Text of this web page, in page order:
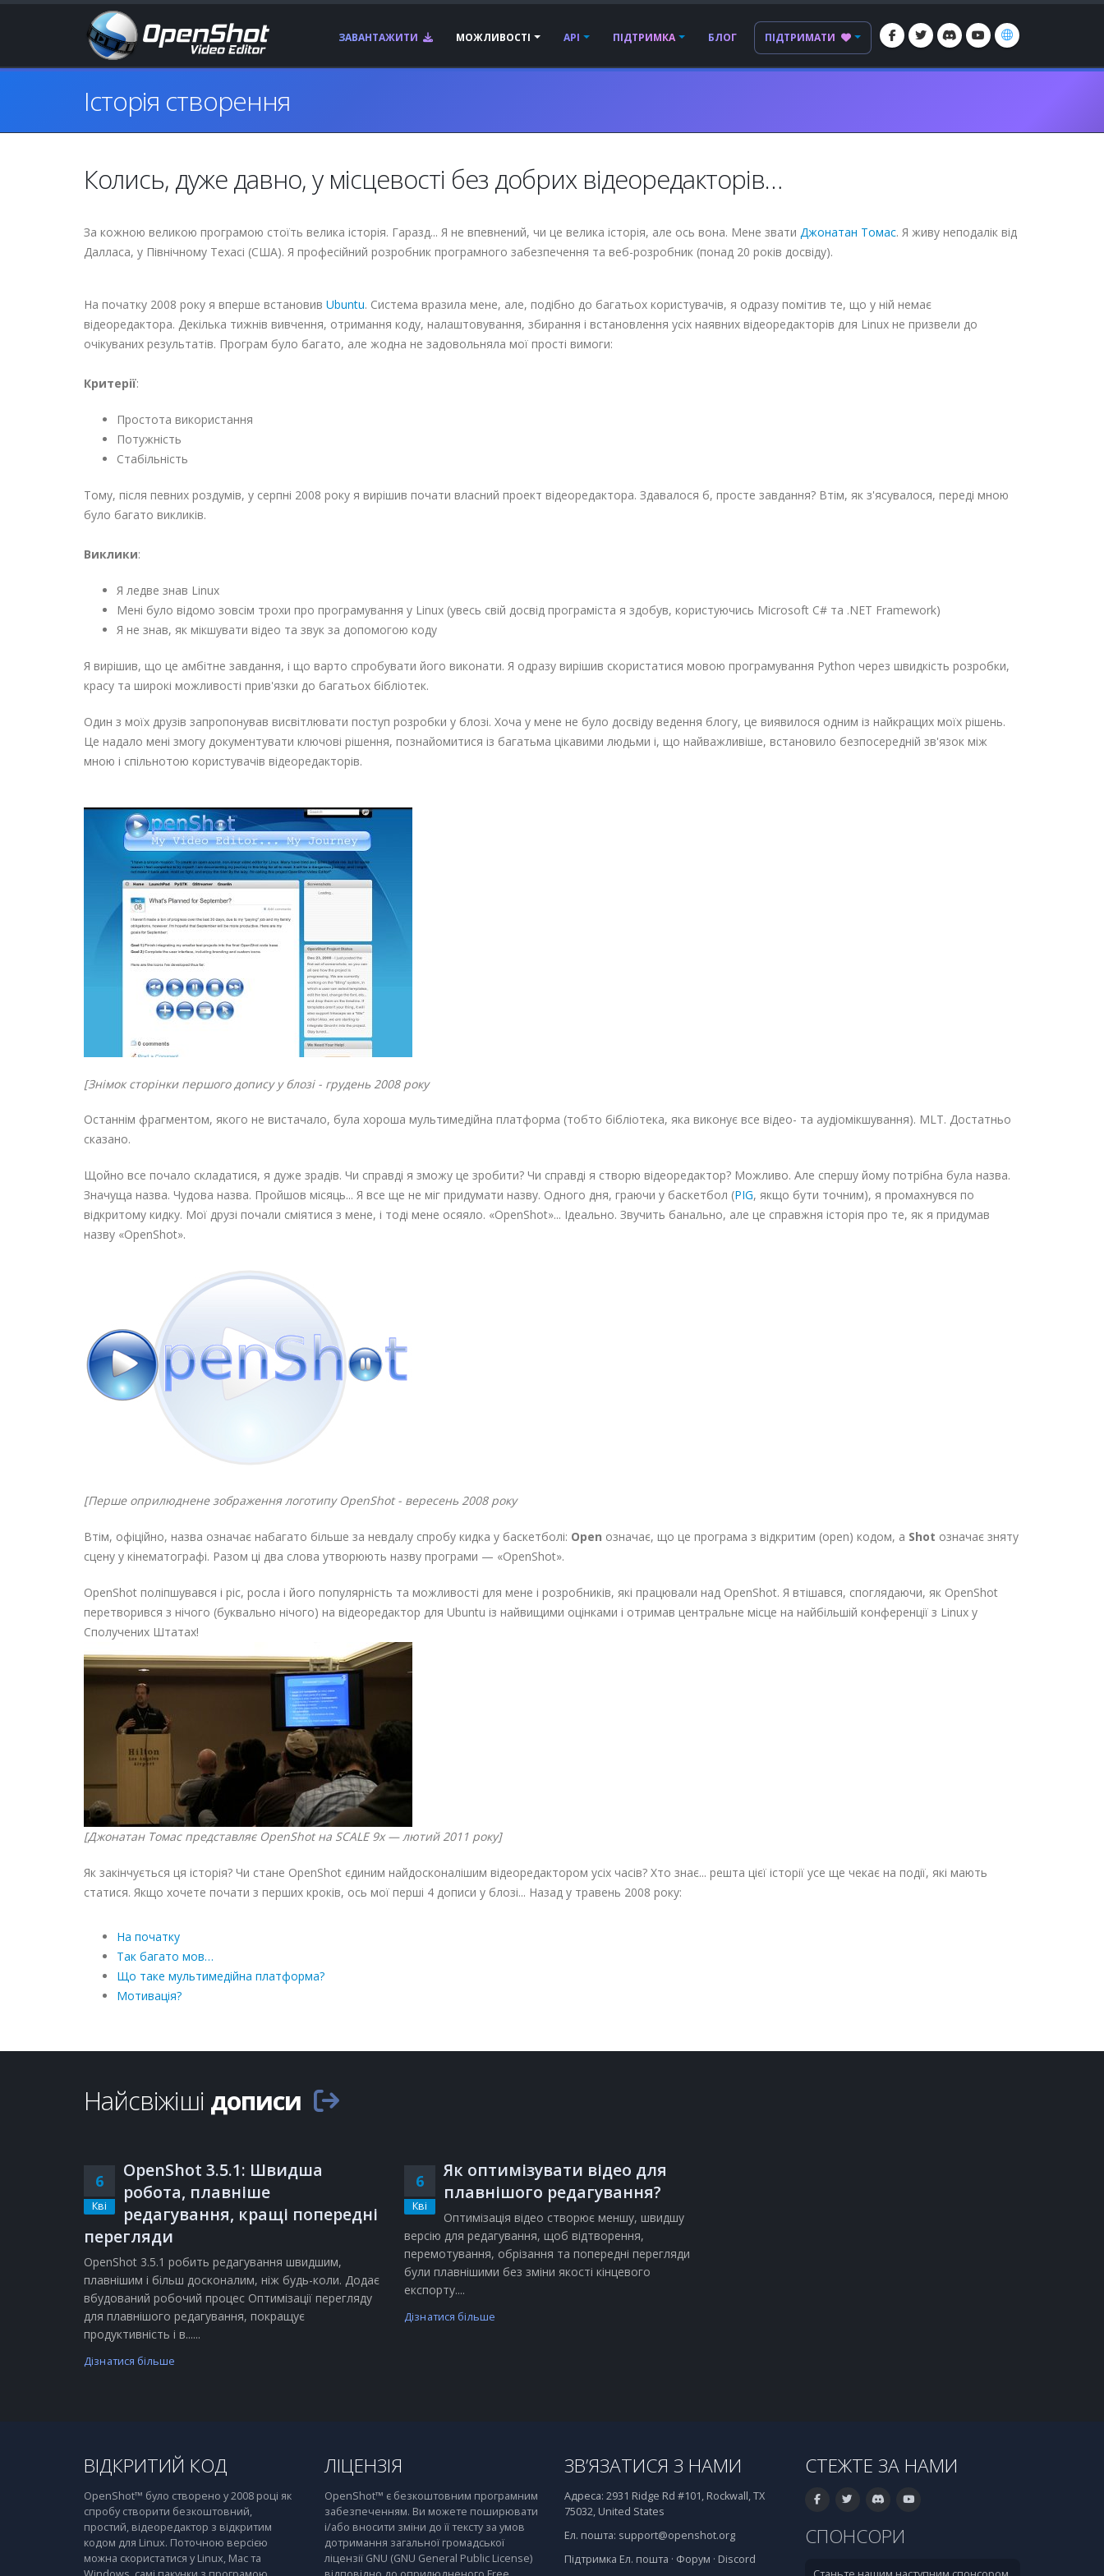
ЗАВАНТАЖИТИ МОЖЛИВОСТІ API ПІДТРИМКА БЛОГ ПІДТРИМАТИ
Історія створення
Колись, дуже давно, у місцевості без добрих відеоредакторів…
За кожною великою програмою стоїть велика історія. Гаразд... Я не впевнений, чи це велика історія, але ось вона. Мене звати Джонатан Томас. Я живу неподалік від
Далласа, у Північному Техасі (США). Я професійний розробник програмного забезпечення та веб-розробник (понад 20 років досвіду).
На початку 2008 року я вперше встановив Ubuntu. Система вразила мене, але, подібно до багатьох користувачів, я одразу помітив те, що у ній немає
відеоредактора. Декілька тижнів вивчення, отримання коду, налаштовування, збирання і встановлення усіх наявних відеоредакторів для Linux не призвели до
очікуваних результатів. Програм було багато, але жодна не задовольняла мої прості вимоги:
Критерії:
Простота використання
Потужність
Стабільність
Тому, після певних роздумів, у серпні 2008 року я вирішив почати власний проект відеоредактора. Здавалося б, просте завдання? Втім, як з'ясувалося, переді мною
було багато викликів.
Виклики:
Я ледве знав Linux
Мені було відомо зовсім трохи про програмування у Linux (увесь свій досвід програміста я здобув, користуючись Microsoft C# та .NET Framework)
Я не знав, як мікшувати відео та звук за допомогою коду
Я вирішив, що це амбітне завдання, і що варто спробувати його виконати. Я одразу вирішив скористатися мовою програмування Python через швидкість розробки,
красу та широкі можливості прив'язки до багатьох бібліотек.
Один з моїх друзів запропонував висвітлювати поступ розробки у блозі. Хоча у мене не було досвіду ведення блогу, це виявилося одним із найкращих моїх рішень.
Це надало мені змогу документувати ключові рішення, познайомитися із багатьма цікавими людьми і, що найважливіше, встановило безпосередній зв'язок між
мною і спільнотою користувачів відеоредакторів.
[Знімок сторінки першого допису у блозі - грудень 2008 року
Останнім фрагментом, якого не вистачало, була хороша мультимедійна платформа (тобто бібліотека, яка виконує все відео- та аудіомікшування). MLT. Достатньо
сказано.
Щойно все почало складатися, я дуже зрадів. Чи справді я зможу це зробити? Чи справді я створю відеоредактор? Можливо. Але спершу йому потрібна була назва.
Значуща назва. Чудова назва. Пройшов місяць... Я все ще не міг придумати назву. Одного дня, граючи у баскетбол (PIG, якщо бути точним), я промахнувся по
відкритому кидку. Мої друзі почали сміятися з мене, і тоді мене осяяло. «OpenShot»... Ідеально. Звучить банально, але це справжня історія про те, як я придумав
назву «OpenShot».
[Перше оприлюднене зображення логотипу OpenShot - вересень 2008 року
Втім, офіційно, назва означає набагато більше за невдалу спробу кидка у баскетболі: Open означає, що це програма з відкритим (open) кодом, а Shot означає зняту
сцену у кінематографі. Разом ці два слова утворюють назву програми — «OpenShot».
OpenShot поліпшувався і ріс, росла і його популярність та можливості для мене і розробників, які працювали над OpenShot. Я втішався, споглядаючи, як OpenShot
перетворився з нічого (буквально нічого) на відеоредактор для Ubuntu із найвищими оцінками і отримав центральне місце на найбільшій конференції з Linux у
Сполучених Штатах!
[Джонатан Томас представляє OpenShot на SCALE 9x — лютий 2011 року]
Як закінчується ця історія? Чи стане OpenShot єдиним найдосконалішим відеоредактором усіх часів? Хто знає... решта цієї історії усе ще чекає на події, які мають
статися. Якщо хочете почати з перших кроків, ось мої перші 4 дописи у блозі... Назад у травень 2008 року:
На початку
Так багато мов…
Що таке мультимедійна платформа?
Мотивація?
Найсвіжіші дописи
6
Кві
OpenShot 3.5.1: Швидша
робота, плавніше
редагування, кращі попередні
перегляди
OpenShot 3.5.1 робить редагування швидшим,
плавнішим і більш досконалим, ніж будь-коли. Додає
вбудований робочий процес Оптимізації перегляду
для плавнішого редагування, покращує
продуктивність і в......
Дізнатися більше
6
Кві
Як оптимізувати відео для
плавнішого редагування?
Оптимізація відео створює меншу, швидшу
версію для редагування, щоб відтворення,
перемотування, обрізання та попередні перегляди
були плавнішими без зміни якості кінцевого
експорту....
Дізнатися більше
ВІДКРИТИЙ КОД
OpenShot™ було створено у 2008 році як
спробу створити безкоштовний,
простий, відеоредактор з відкритим
кодом для Linux. Поточною версією
можна скористатися у Linux, Mac та
ЛІЦЕНЗІЯ
OpenShot™ є безкоштовним програмним
забезпеченням. Ви можете поширювати
і/або вносити зміни до її тексту за умов
дотримання загальної громадської
ліцензії GNU (GNU General Public License)
ЗВ’ЯЗАТИСЯ З НАМИ
Адреса: 2931 Ridge Rd #101, Rockwall, TX
75032, United States
Ел. пошта: support@openshot.org
Підтримка Ел. пошта · Форум · Discord
СТЕЖТЕ ЗА НАМИ
СПОНСОРИ